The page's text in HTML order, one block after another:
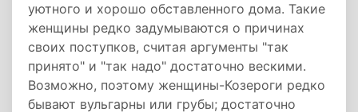
уютного и хорошо обставленного дома. Такие
женщины редко задумываются о причинах
своих поступков, считая аргументы "так
принято" и "так надо" достаточно вескими.
Возможно, поэтому женщины-Козероги редко
бывают вульгарны или грубы; достаточно